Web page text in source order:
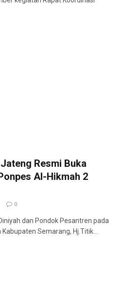
Resmi Buka
Al-Hikmah 2
0
dan Pondok Pesantren pada
Semarang, Hj.Titik…